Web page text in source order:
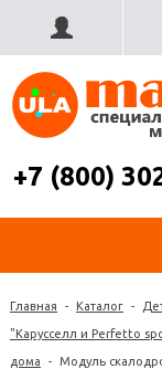
+7 (800)
Главная - Каталог -
"Карусселл и Perfetto
дома - Модуль